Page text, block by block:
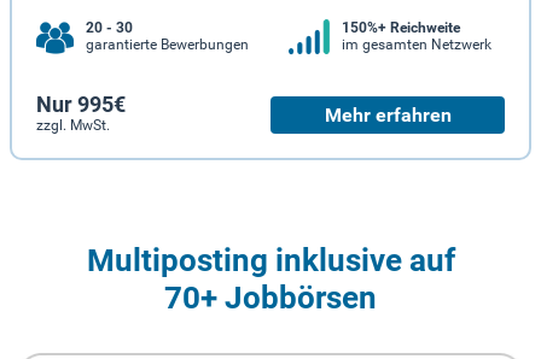
20 - 30
garantierte Bewerbungen
150%+ Reichweite
im gesamten Netzwerk
Nur 995€
zzgl. MwSt. Mehr erfahren
Multiposting inklusive auf
70+ Jobbörsen